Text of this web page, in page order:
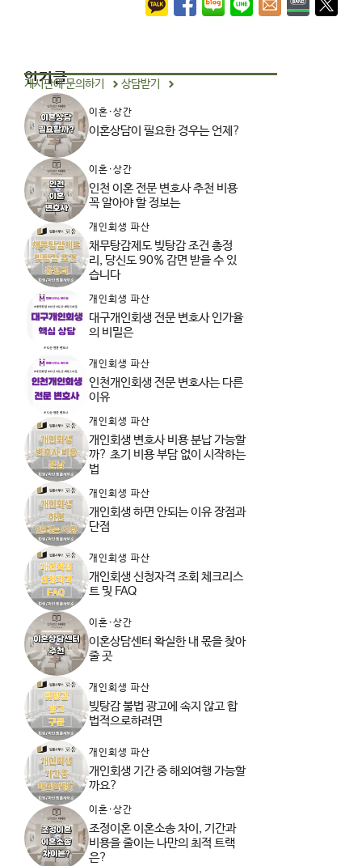
인기글
게시판에 문의하기 상담받기
이혼·상간
이혼상담이 필요한 경우는 언제?
이혼·상간
인천 이혼 전문 변호사 추천 비용
꼭 알아야 할 정보는
개인회생 파산
채무탕감제도 빚탕감 조건 총정
리, 당신도 90% 감면 받을 수 있
습니다
개인회생 파산
대구개인회생 전문 변호사 인가율
의 비밀은
개인회생 파산
인천개인회생 전문 변호사는 다른
이유
개인회생 파산
개인회생 변호사 비용 분납 가능할
까? 초기 비용 부담 없이 시작하는
법
개인회생 파산
개인회생 하면 안되는 이유 장점과
단점
개인회생 파산
개인회생 신청자격 조회 체크리스
트 및 FAQ
이혼·상간
이혼상담센터 확실한 내 몫을 찾아
줄 곳
개인회생 파산
빚탕감 불법 광고에 속지 않고 합
법적으로하려면
개인회생 파산
개인회생 기간 중 해외여행 가능할
까요?
이혼·상간
조정이혼 이혼소송 차이, 기간과
비용을 줄이는 나만의 최적 트랙
은?